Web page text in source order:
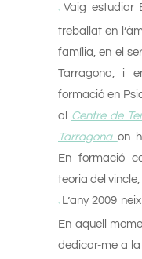
+ Vaig estudiar
treballat en
família, en el
Tarragona, i
formació en
al Centre de
Tarragona on
En formació
teoria del
+
L’any 2009
En aquell
dedicar-me a la